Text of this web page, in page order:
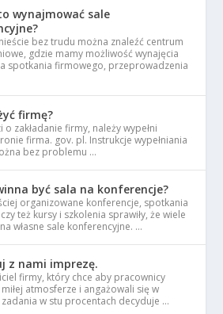
wynajmować sale
bez trudu można znaleźć centrum
gdzie mamy możliwość wynajęcia
spotkania firmowego, przeprowadzenia
firmę?
o zakładanie firmy, należy wypełni
firma. gov. pl. Instrukcje wypełniania
bez problemu …
być sala na konferencje?
organizowane konferencje, spotkania
też kursy i szkolenia sprawiły, że wiele
własne sale konferencyjne. …
z nami imprezę.
firmy, który chce aby pracownicy
atmosferze i angażowali się w
w stu procentach decyduje …